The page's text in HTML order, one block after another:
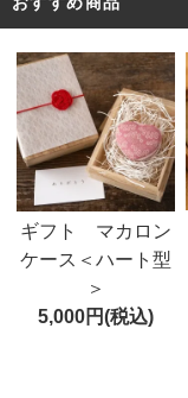
ギフト マカロン
ケース＜ハート型
＞
5,000円(税込)